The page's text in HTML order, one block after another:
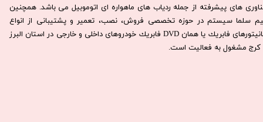
های پیشرفته از جمله ردیاب های ماهواره ای اتوموبیل می باشد. همچنين
سلما سيستم در حوزه تخصصی فروش، نصب، تعمير و پشتيبانی از انواع
مانيتورهای فابريك يا همان DVD فابريك خودروهای داخلی و خارجی در استان البرز
كرج مشغول به فعاليت است.​​​​​​​